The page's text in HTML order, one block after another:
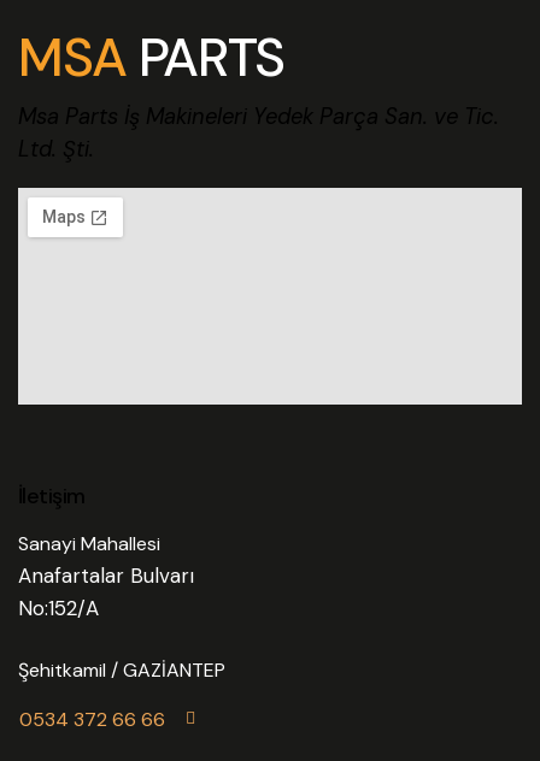
MSA PARTS
Msa Parts İş Makineleri Yedek Parça San. ve Tic.
Ltd. Şti.
İletişim
Sanayi Mahallesi
Anafartalar Bulvarı
No:152/A
Şehitkamil / GAZİANTEP
0534 372 66 66